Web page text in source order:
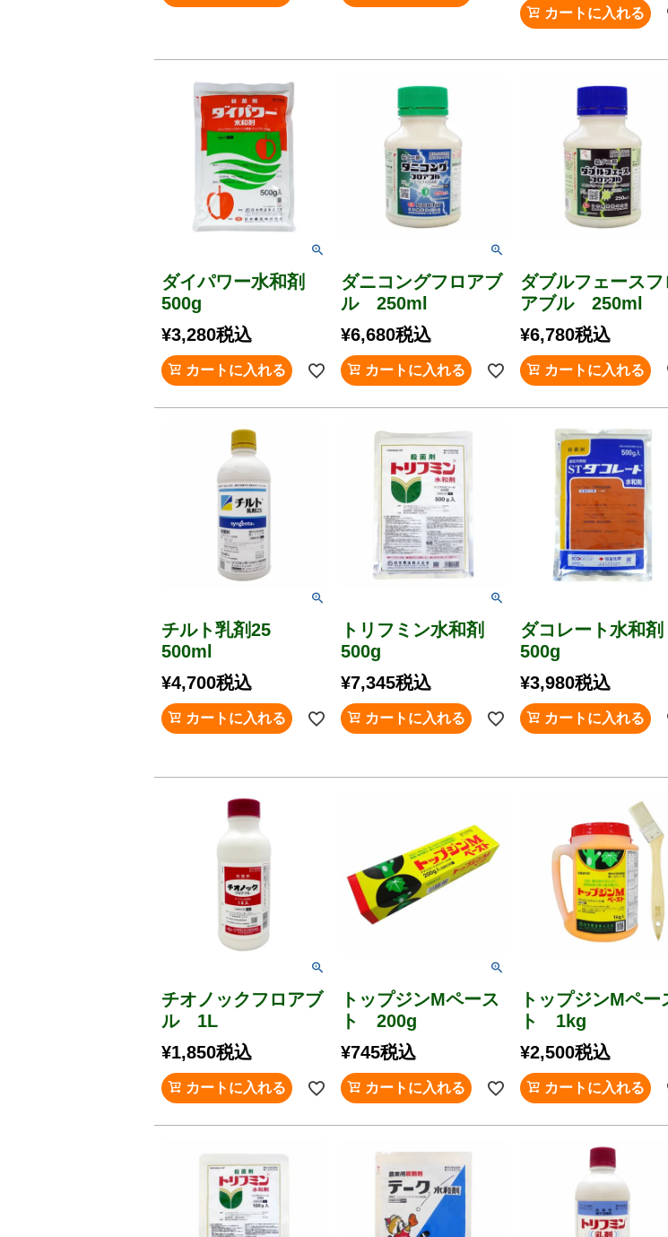
カートに入れる
ダイパワー水和剤
500g
¥3,280税込
カートに入れる
ダニコングフロアブ
ル 250ml
¥6,680税込
カートに入れる
ダブルフェースフ
アブル 250ml
¥6,780税込
カートに入れる
チルト乳剤25
500ml
¥4,700税込
カートに入れる
トリフミン水和剤
500g
¥7,345税込
カートに入れる
ダコレート水和
500g
¥3,980税込
カートに入れる
チオノックフロアブ
ル 1L
¥1,850税込
カートに入れる
トップジンMペース
ト 200g
¥745税込
カートに入れる
トップジンMペー
ト 1kg
¥2,500税込
カートに入れる